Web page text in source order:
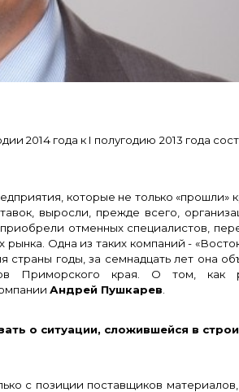
2014 года к I полугодию 2013 года
которые не только «прошли»
выросли, прежде всего,
отменных специалистов,
Одна из таких компаний -
годы, за семнадцать лет она
Приморского края. О том, как
Андрей Пушкарев
о ситуации, сложившейся в
с позиции поставщиков